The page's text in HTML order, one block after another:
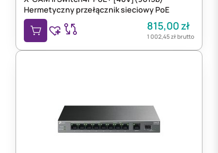
Hermetyczny przełącznik sieciowy PoE
815,00zł
1 002,45złbrutto